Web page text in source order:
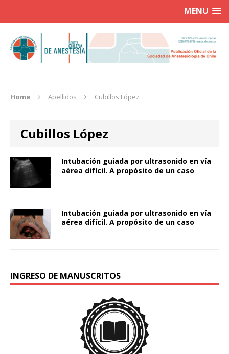
MENU
Home Apellidos Cubillos López
Cubillos López
Intubación guiada por ultrasonido en vía
aérea difícil. A propósito de un caso
Intubación guiada por ultrasonido en vía
aérea difícil. A propósito de un caso
INGRESO DE MANUSCRITOS